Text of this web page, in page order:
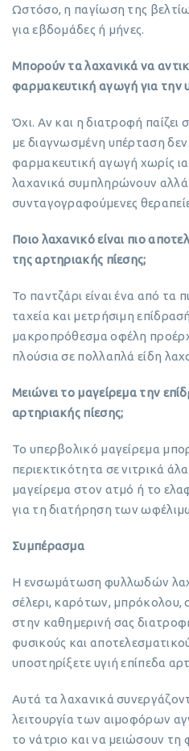
Ωστόσο, η παγίωση της
για εβδομάδες ή μήνες.
Μπορούν τα λαχανικά να
φαρμακευτική αγωγή για την
Όχι. Αν και η διατροφή
με διαγνωσμένη υπέρταση
φαρμακευτική αγωγή χωρίς
λαχανικά συμπληρώνουν αλλά
συνταγογραφούμενες
Ποιο λαχανικό είναι πιο
της αρτηριακής πίεσης;
Το παντζάρι είναι ένα από τα
ταχεία και μετρήσιμη
μακροπρόθεσμα οφέλη
πλούσια σε πολλαπλά είδη
Μειώνει το μαγείρεμα την
αρτηριακής πίεσης;
Το υπερβολικό μαγείρεμα
περιεκτικότητα σε νιτρικά
μαγείρεμα στον ατμό ή το
για τη διατήρηση των
Συμπέρασμα
Η ενσωμάτωση φυλλωδών
σέλερι, καρότων, μπρόκολου,
στην καθημερινή σας
φυσικούς και
υποστηρίξετε υγιή επίπεδα
Αυτά τα λαχανικά
λειτουργία των αιμοφόρων
το νάτριο και να μειώσουν